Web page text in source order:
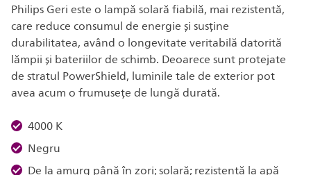
Philips Geri este o lampă solară fiabilă, mai rezistentă,
care reduce consumul de energie și susține
durabilitatea, având o longevitate veritabilă datorită
lămpii și bateriilor de schimb. Deoarece sunt protejate
de stratul PowerShield, luminile tale de exterior pot
avea acum o frumusețe de lungă durată.
4000 K
Negru
De la amurg până în zori; solară; rezistentă la apă